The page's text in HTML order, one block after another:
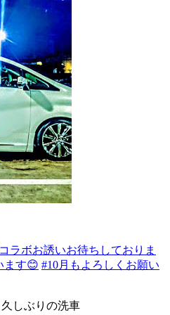
ラボお誘いお待ちしておりま
ます😊 #10月もよろしくお願い
しぶりの洗車